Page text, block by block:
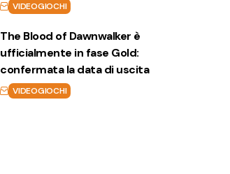
VIDEOGIOCHI
The Blood of Dawnwalker è
ufficialmente in fase Gold:
confermata la data di uscita
VIDEOGIOCHI